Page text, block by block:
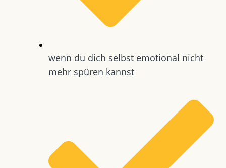
wenn du dich selbst emotional nicht
mehr spüren kannst